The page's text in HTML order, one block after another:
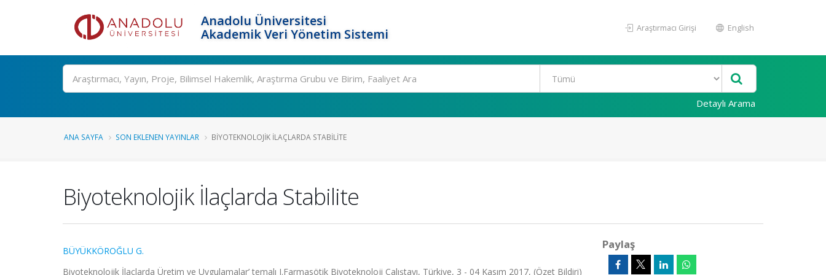
Anadolu Üniversitesi
Akademik Veri Yönetim Sistemi
Araştırmacı Girişi English
Ara
Detaylı Arama
ANA SAYFA SON EKLENEN YAYINLAR BIYOTEKNOLOJIK İLAÇLARDA STABILITE
Biyoteknolojik İlaçlarda Stabilite
BÜYÜKKÖROĞLU G.
Biyoteknolojik İlaçlarda Üretim ve Uygulamalar’ temalı I.Farmasötik Biyoteknoloji Çalıştayı, Türkiye, 3 - 04 Kasım 2017, (Özet Bildiri)
Paylaş